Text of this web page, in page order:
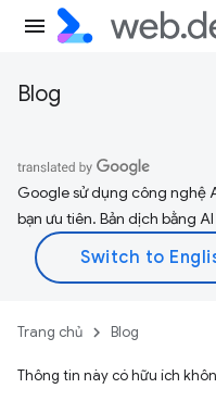
Blog
Google sử dụng công nghệ
bạn ưu tiên. Bản dịch bằng
Trang chủ Blog
Thông tin này có hữu ích